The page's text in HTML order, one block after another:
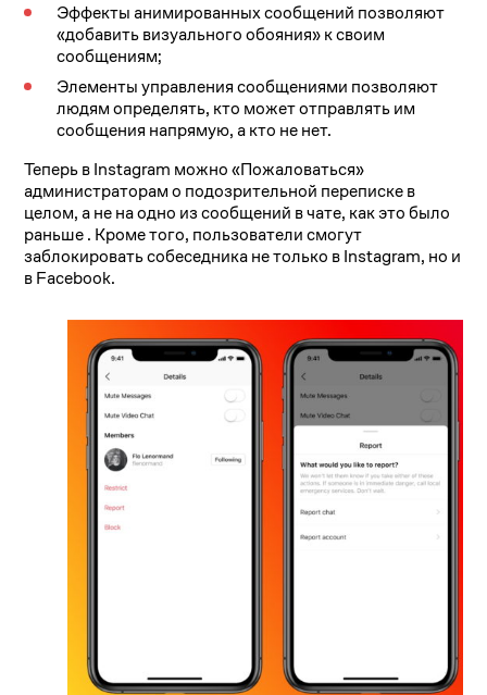
Эффекты анимированных сообщений позволяют
«добавить визуального обояния» к своим
сообщениям;
Элементы управления сообщениями позволяют
людям определять, кто может отправлять им
сообщения напрямую, а кто не нет.
Теперь в Instagram можно «Пожаловаться»
администраторам о подозрительной переписке в
целом, а не на одно из сообщений в чате, как это было
раньше . Кроме того, пользователи смогут
заблокировать собеседника не только в Instagram, но и
в Facebook.